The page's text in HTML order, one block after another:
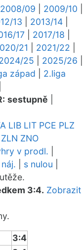
2008/09 2009/10
13 2013/14
17 2017/18
21 2021/22
25 2025/26
západ
2.liga
sestupně
LIB LIT PCE PLZ
ZLN ZNO
v prodl.
s nulou
3:4. Zobrazit
3:4